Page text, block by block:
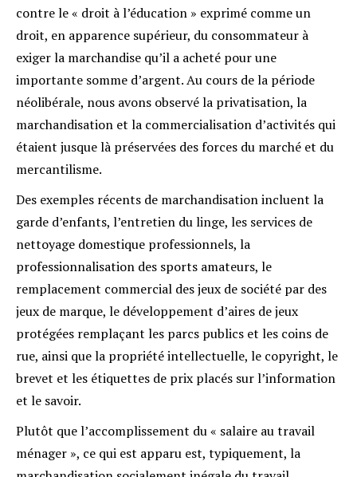
contre le « droit à l’éducation » exprimé comme un
droit, en apparence supérieur, du consommateur à
exiger la marchandise qu’il a acheté pour une
importante somme d’argent. Au cours de la période
néolibérale, nous avons observé la privatisation, la
marchandisation et la commercialisation d’activités qui
étaient jusque là préservées des forces du marché et du
mercantilisme.
Des exemples récents de marchandisation incluent la
garde d’enfants, l’entretien du linge, les services de
nettoyage domestique professionnels, la
professionnalisation des sports amateurs, le
remplacement commercial des jeux de société par des
jeux de marque, le développement d’aires de jeux
protégées remplaçant les parcs publics et les coins de
rue, ainsi que la propriété intellectuelle, le copyright, le
brevet et les étiquettes de prix placés sur l’information
et le savoir.
Plutôt que l’accomplissement du « salaire au travail
ménager », ce qui est apparu est, typiquement, la